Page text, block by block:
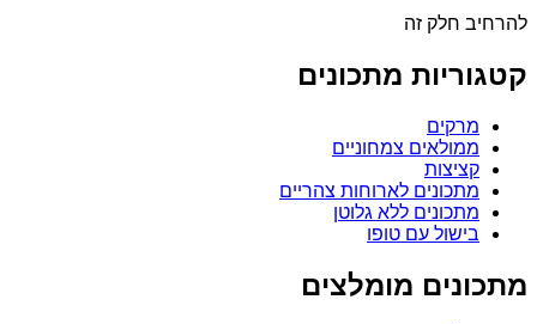
להרחיב חלק זה
קטגוריות מתכונים
מרקים
ממולאים צמחוניים
קציצות
מתכונים לארוחות צהריים
מתכונים ללא גלוטן
בישול עם טופו
מתכונים מומלצים